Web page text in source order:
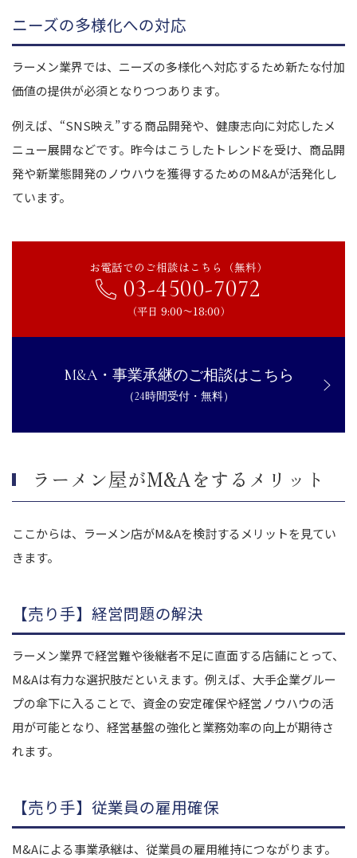
ニーズの多様化への対応
ラーメン業界では、ニーズの多様化へ対応するため新たな付加
価値の提供が必須となりつつあります。
例えば、“SNS映え”する商品開発や、健康志向に対応したメ
ニュー展開などです。昨今はこうしたトレンドを受け、商品開
発や新業態開発のノウハウを獲得するためのM&Aが活発化し
ています。
お電話でのご相談はこちら（無料）
03-4500-7072
（平日 9:00〜18:00）
M&A・事業承継のご相談はこちら
（24時間受付・無料）
ラーメン屋がM&Aをするメリット
ここからは、ラーメン店がM&Aを検討するメリットを見てい
きます。
【売り手】経営問題の解決
ラーメン業界で経営難や後継者不足に直面する店舗にとって、
M&Aは有力な選択肢だといえます。例えば、大手企業グルー
プの傘下に入ることで、資金の安定確保や経営ノウハウの活
用が可能となり、経営基盤の強化と業務効率の向上が期待さ
れます。
【売り手】従業員の雇用確保
M&Aによる事業承継は、従業員の雇用維持につながります。